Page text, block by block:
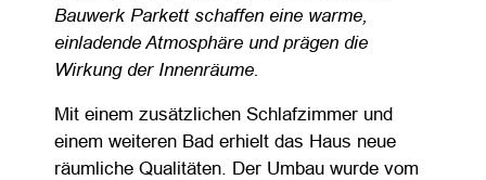
Bauwerk Parkett schaffen eine warme,
einladende Atmosphäre und prägen die
Wirkung der Innenräume.
Mit einem zusätzlichen Schlafzimmer und
einem weiteren Bad erhielt das Haus neue
räumliche Qualitäten. Der Umbau wurde vom